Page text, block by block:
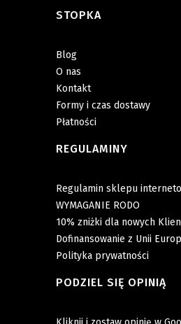
Linki w stopce
STOPKA
Blog
O nas
Kontakt
Formy i czas dostawy
Płatności
REGULAMINY
Regulamin sklepu
WYMAGANIE RODO
10% zniżki dla nowych
Dofinansowanie z Unii
Polityka prywatności
PODZIEL SIĘ OPINIĄ